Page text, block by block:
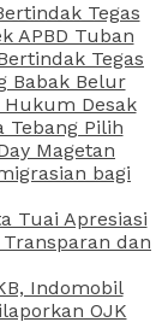
Tegas
APBD Tuban
Tegas
Babak Belur
Hukum Desak
Tebang Pilih
Magetan
bagi
Tuai Apresiasi
dan
Indomobil
OJK